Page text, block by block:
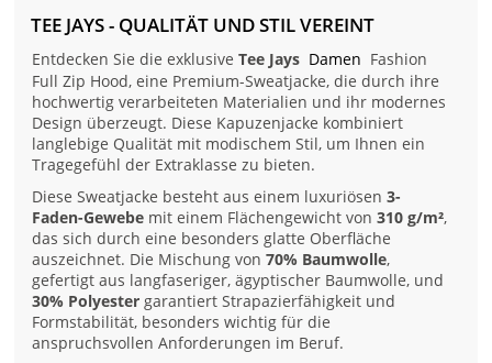
TEE JAYS - QUALITÄT UND STIL VEREINT
Entdecken Sie die exklusiveTee Jays Damen Fashion
Full Zip Hood, eine Premium-Sweatjacke, die durch ihre
hochwertig verarbeiteten Materialien und ihr modernes
Design überzeugt. Diese Kapuzenjacke kombiniert
langlebige Qualität mit modischem Stil, um Ihnen ein
Tragegefühl der Extraklasse zu bieten.
Diese Sweatjacke besteht aus einem luxuriösen3-
Faden-Gewebe mit einem Flächengewicht von310 g/m²,
das sich durch eine besonders glatte Oberfläche
auszeichnet. Die Mischung von70% Baumwolle,
gefertigt aus langfaseriger, ägyptischer Baumwolle, und
30% Polyester garantiert Strapazierfähigkeit und
Formstabilität, besonders wichtig für die
anspruchsvollen Anforderungen im Beruf.